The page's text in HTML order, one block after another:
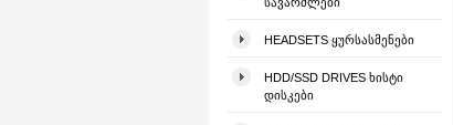
HEADSETS ᲧᲣᲠᲡᲐᲡᲛᲔᲜᲔᲑᲘ
HDD/SSD DRIVES ᲮᲘᲡᲢᲘ
ᲓᲘᲡᲙᲔᲑᲘ